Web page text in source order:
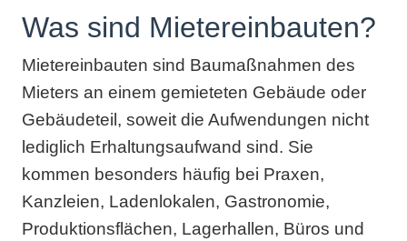
Was sind Mietereinbauten?
Mietereinbauten sind Baumaßnahmen des
Mieters an einem gemieteten Gebäude oder
Gebäudeteil, soweit die Aufwendungen nicht
lediglich Erhaltungsaufwand sind. Sie
kommen besonders häufig bei Praxen,
Kanzleien, Ladenlokalen, Gastronomie,
Produktionsflächen, Lagerhallen, Büros und